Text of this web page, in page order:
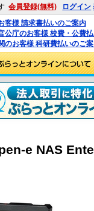
会員登録(無料) ログイン
客様 請求書払いのご案内
公庁のお客様 校費・公費
のお客様 科研費払いのご
e NAS